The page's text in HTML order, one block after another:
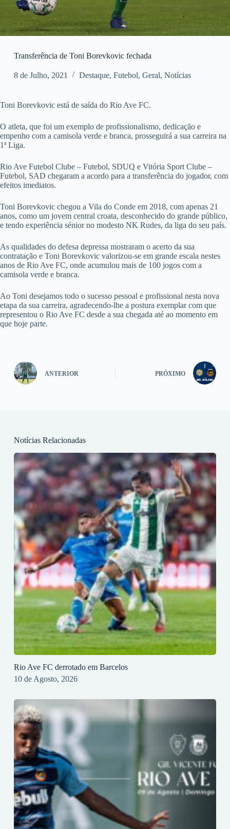
Transferência de Toni Borevkovic fechada
8 de Julho, 2021 Destaque, Futebol, Geral, Notícias
Toni Borevkovic está de saída do Rio Ave FC.
O atleta, que foi um exemplo de profissionalismo, dedicação e
empenho com a camisola verde e branca, prosseguirá a sua carreira na
1ª Liga.
Rio Ave Futebol Clube – Futebol, SDUQ e Vitória Sport Clube –
Futebol, SAD chegaram a acordo para a transferência do jogador, com
efeitos imediatos.
Toni Borevkovic chegou a Vila do Conde em 2018, com apenas 21
anos, como um jovem central croata, desconhecido do grande público,
e tendo experiência sénior no modesto NK Rudes, da liga do seu país.
As qualidades do defesa depressa mostraram o acerto da sua
contratação e Toni Borevkovic valorizou-se em grande escala nestes
anos de Rio Ave FC, onde acumulou mais de 100 jogos com a
camisola verde e branca.
Ao Toni desejamos todo o sucesso pessoal e profissional nesta nova
etapa da sua carreira, agradecendo-lhe a postura exemplar com que
representou o Rio Ave FC desde a sua chegada até ao momento em
que hoje parte.
ANTERIOR PRÓXIMO
Notícias Relacionadas
Rio Ave FC derrotado em Barcelos
10 de Agosto, 2026